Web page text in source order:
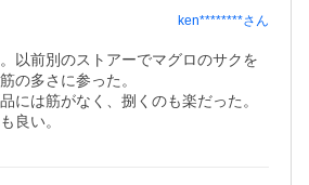
ken********さん
以前別のストアーでマグロのサクを
の多さに参った。
には筋がなく、捌くのも楽だった。
良い。